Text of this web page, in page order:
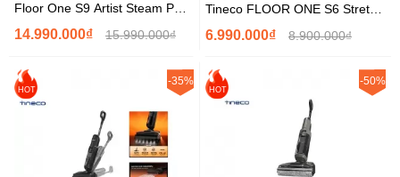
Floor One S9 Artist Steam PRO
Hàng Chính...
14.990.000₫ 15.990.000₫
Tineco FLOOR ONE S6 Stretch
Extreme
6.990.000₫ 8.900.000₫
HOT
-35%
HOT
-50%